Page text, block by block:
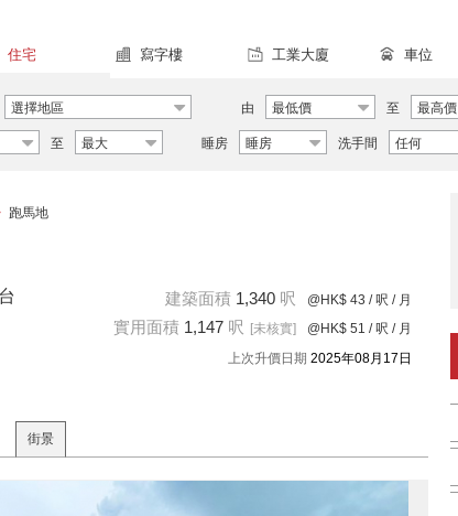
住宅 寫字樓 工業大廈 車位
選擇地區 由 最低價 至 最高價
至 最大 睡房 睡房 洗手間 任何
跑馬地
建築面積 1,340 呎 @HK$ 43 / 呎 / 月
實用面積 1,147 呎 [未核實] @HK$ 51 / 呎 / 月
上次升價日期 2025年08月17日
街景